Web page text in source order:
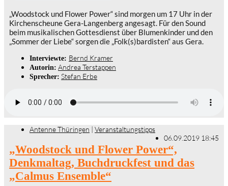
„Woodstock und Flower Power“ sind morgen um 17 Uhr in der
Kirchenscheune Gera-Langenberg angesagt. Für den Sound
beim musikalischen Gottesdienst über Blumenkinder und den
„Sommer der Liebe“ sorgen die „Folk(s)bardisten“ aus Gera.
Interviewte: Bernd Kramer
Autorin: Andrea Terstappen
Sprecher: Stefan Erbe
Antenne Thüringen | Veranstaltungstipps
06.09.2019 18:45
„Woodstock und Flower Power“,
Denkmaltag, Buchdruckfest und das
„Calmus Ensemble“